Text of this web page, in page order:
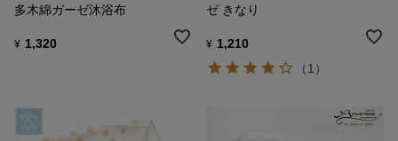
多木綿ガーゼ沐浴布
¥ 1,320
ゼ きなり
¥ 1,210
（1）